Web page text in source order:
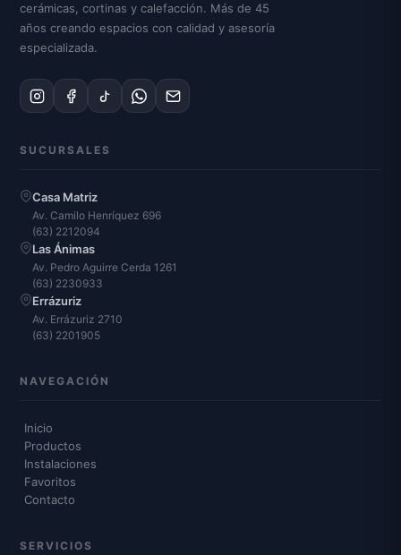
cerámicas, cortinas y calefacción. Más de 45
años creando espacios con calidad y asesoría
especializada.
SUCURSALES
Casa Matriz
Av. Camilo Henríquez 696
(63) 2212094
Las Ánimas
Av. Pedro Aguirre Cerda 1261
(63) 2230933
Errázuriz
Av. Errázuriz 2710
(63) 2201905
NAVEGACIÓN
Inicio
Productos
Instalaciones
Favoritos
Contacto
SERVICIOS